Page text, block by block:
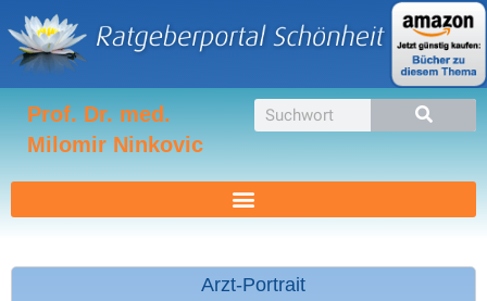
Inhalt
springen
Prof. Dr. med.
Milomir Ninkovic
Suche
Arzt-Portrait